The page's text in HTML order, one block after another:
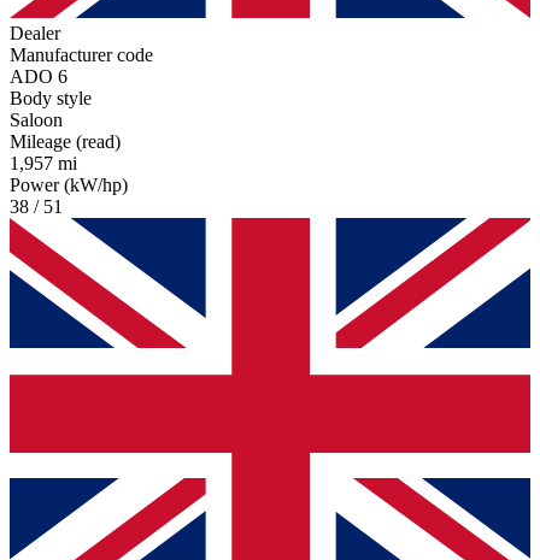
Dealer
Manufacturer code
ADO 6
Body style
Saloon
Mileage (read)
1,957 mi
Power (kW/hp)
38 / 51